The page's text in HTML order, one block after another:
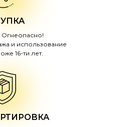
и использование
16-ти лет.